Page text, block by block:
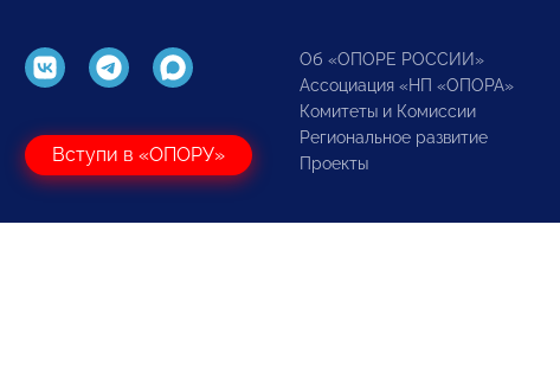
Вступи в «ОПОРУ»
Об «ОПОРЕ РОССИИ»
Ассоциация «НП «ОПОРА»
Комитеты и Комиссии
Региональное развитие
Проекты